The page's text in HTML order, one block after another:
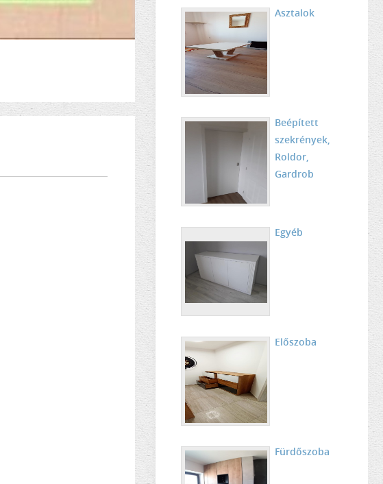
Asztalok
Beépített
szekrények,
Roldor,
Gardrob
Egyéb
Előszoba
Fürdőszoba